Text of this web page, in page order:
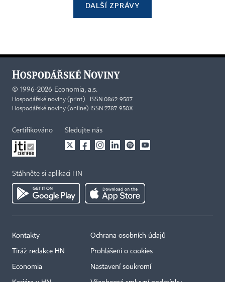
DALŠÍ ZPRÁVY
© 1996-2026 Economia, a.s.
Hospodářské noviny (print) ISSN 0862-9587
Hospodářské noviny (online) ISSN 2787-950X
Certifikováno Sledujte nás
Stáhněte si aplikaci HN
Kontakty
Tiráž redakce HN
Economia
Ochrana osobních údajů
Prohlášení o cookies
Nastavení soukromí